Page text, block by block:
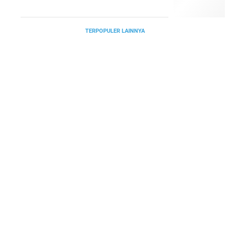
TERPOPULER LAINNYA